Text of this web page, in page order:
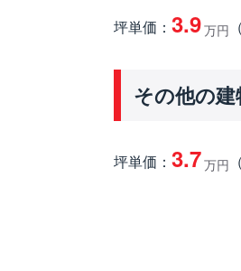
坪単価： 3.9万円
その他の
坪単価： 3.7万円